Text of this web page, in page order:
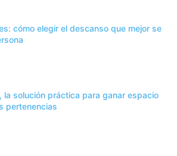
cómo elegir el descanso que mejor se
la solución práctica para ganar espacio
pertenencias